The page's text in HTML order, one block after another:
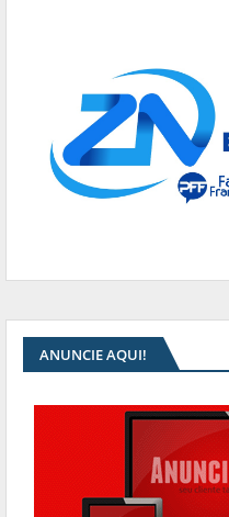
ANUNCIE AQUI!